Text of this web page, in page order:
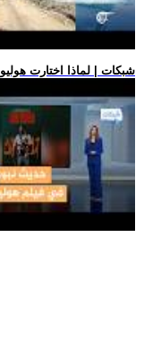
.. شبكات | لماذا اختارت